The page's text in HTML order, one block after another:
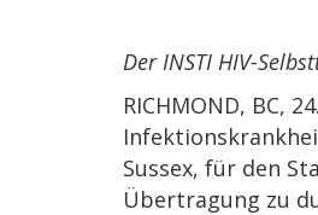
Der INSTI HIV-
RICHMOND, BC,
Sussex, für den
Übertragung zu